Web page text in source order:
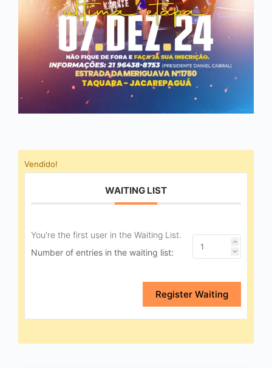
Vendido!
WAITING LIST
You're the first user in the Waiting List.
Number of entries in the waiting list:
Register Waiting